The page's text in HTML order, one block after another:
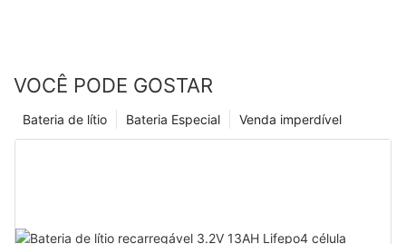
VOCÊ PODE GOSTAR
Venda imperdível
Bateria Especial
Bateria de lítio